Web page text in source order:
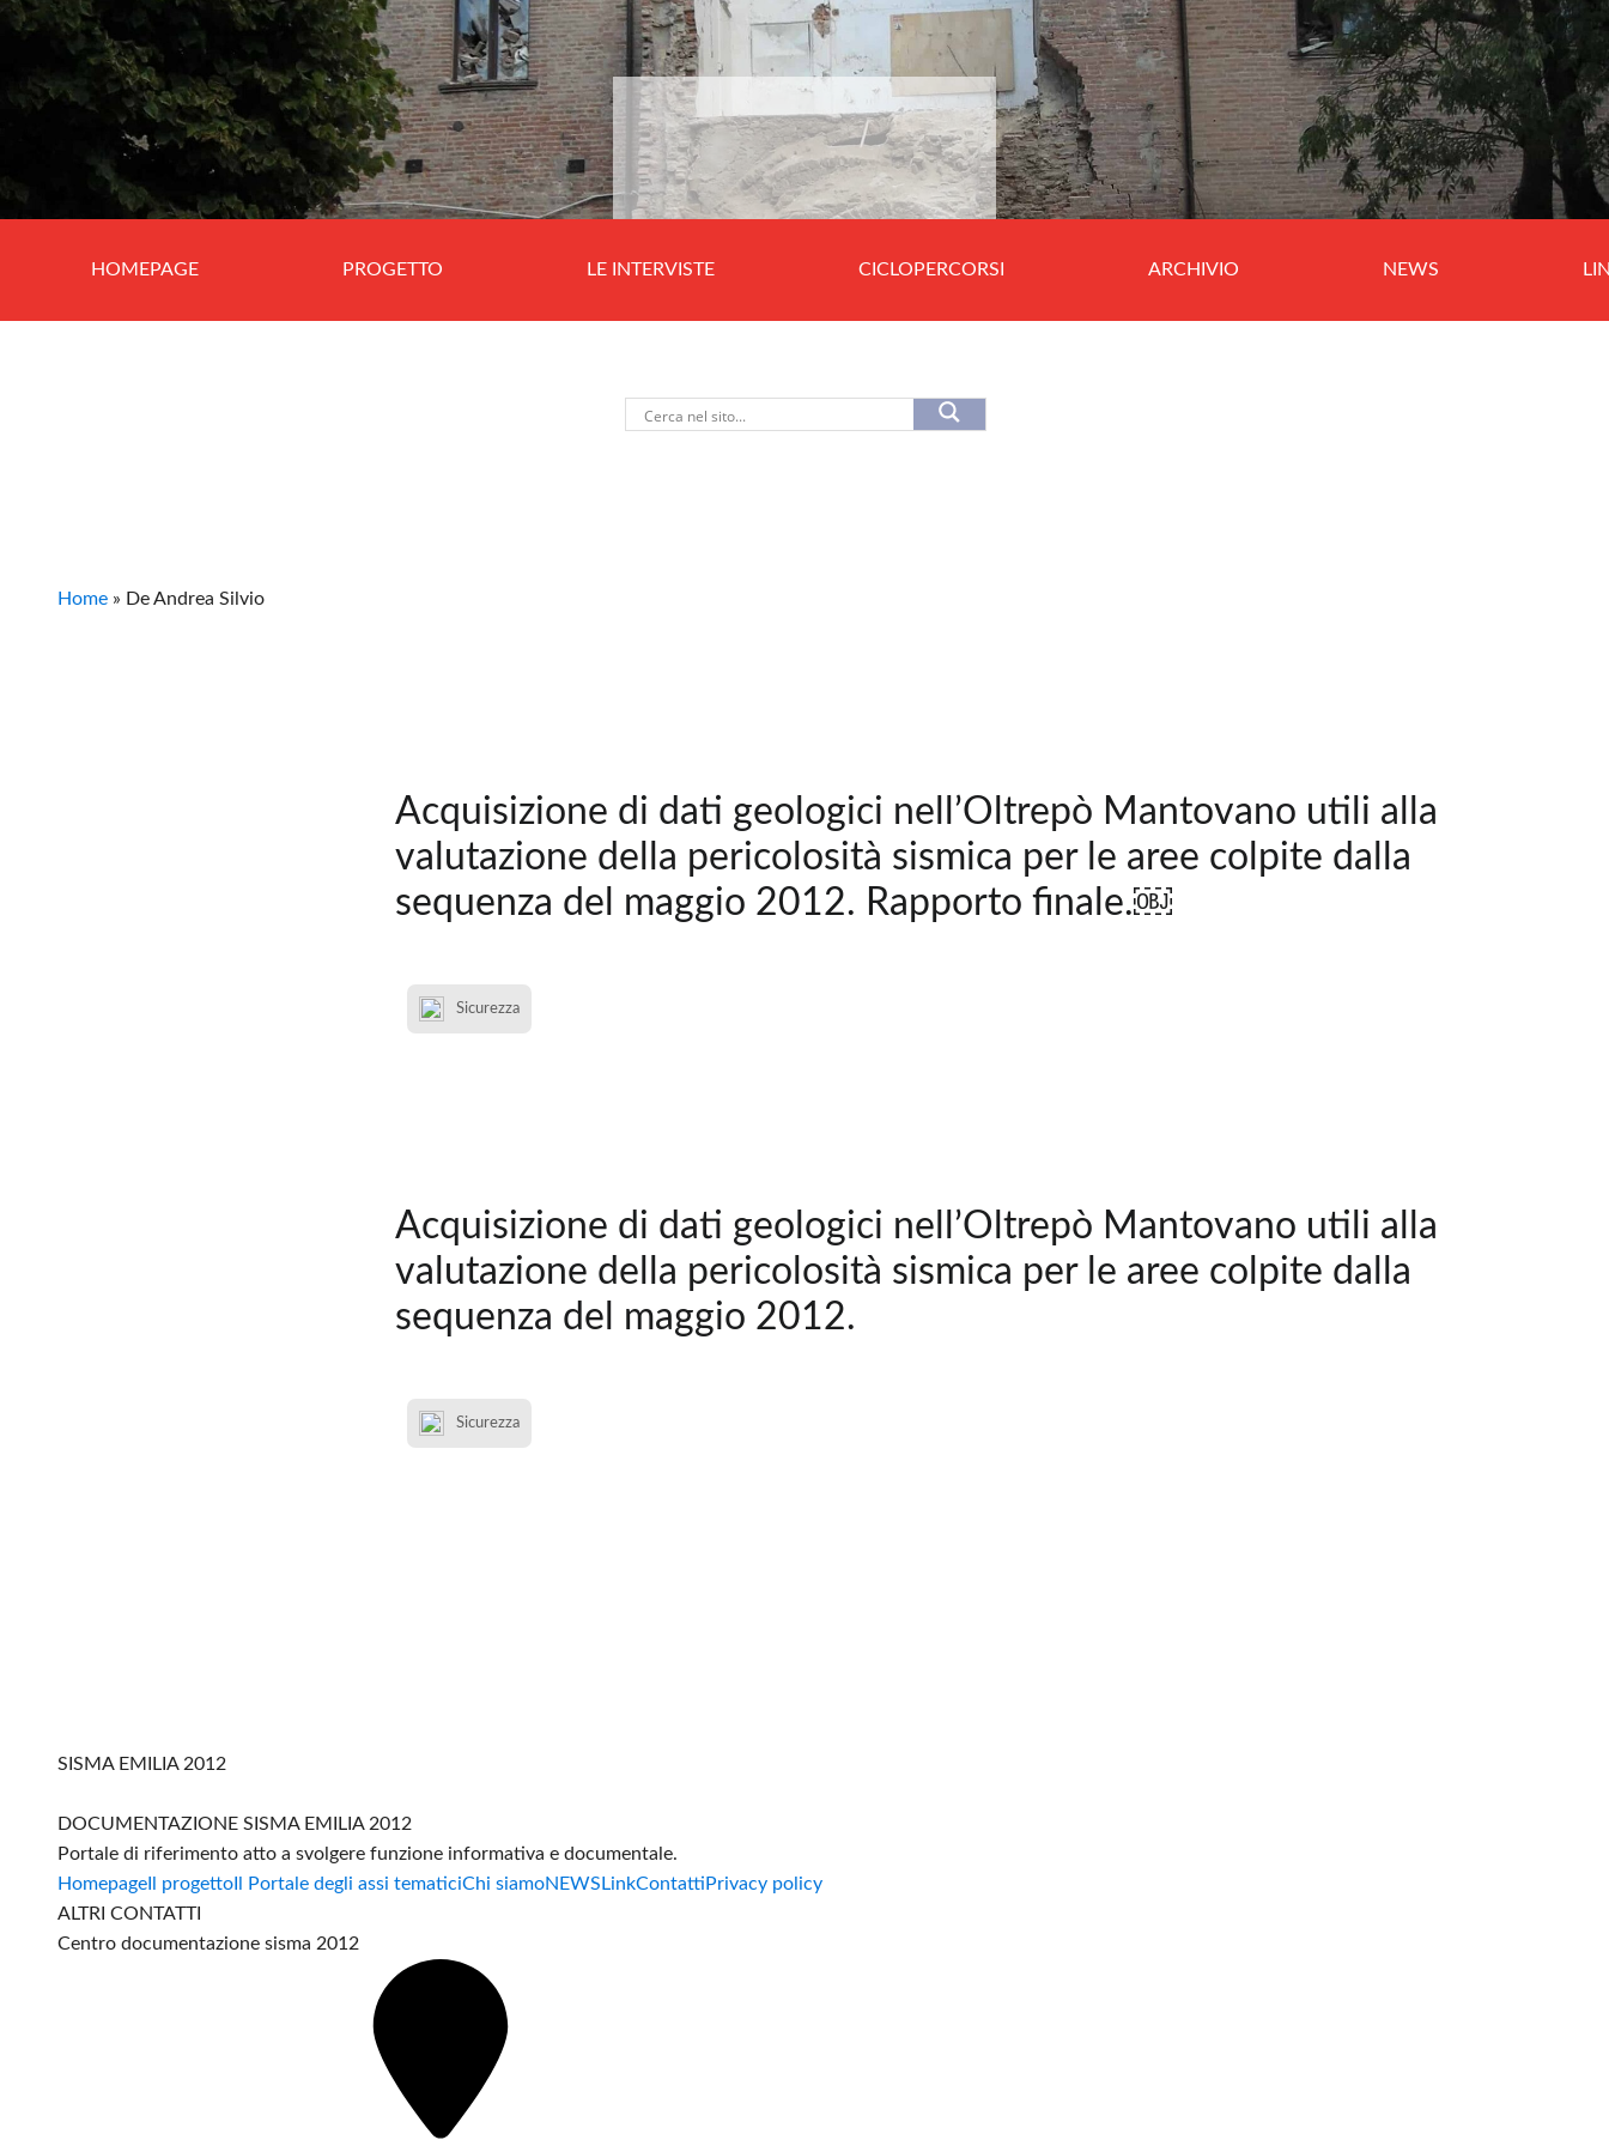
HOMEPAGE PROGETTO LE INTERVISTE CICLOPERCORSI ARCHIVIO NEWS
Home » De Andrea Silvio
Acquisizione di dati geologici nell’Oltrepò Mantovano utili alla
valutazione della pericolosità sismica per le aree colpite dalla
sequenza del maggio 2012. Rapporto finale.￼
Sicurezza
Acquisizione di dati geologici nell’Oltrepò Mantovano utili alla
valutazione della pericolosità sismica per le aree colpite dalla
sequenza del maggio 2012.
Sicurezza
SISMA EMILIA 2012
DOCUMENTAZIONE SISMA EMILIA 2012
Portale di riferimento atto a svolgere funzione informativa e documentale.
Homepage Il progetto Il Portale degli assi tematiciChi siamoNEWS LinkContatti Privacy policy
ALTRI CONTATTI
Centro documentazione sisma 2012